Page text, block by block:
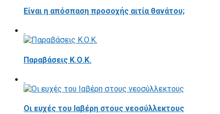
Είναι η απόσπαση προσοχής αιτία θανάτου;
Παραβάσεις Κ.Ο.Κ.
Οι ευχές του Ιαβέρη στους νεοσύλλεκτους